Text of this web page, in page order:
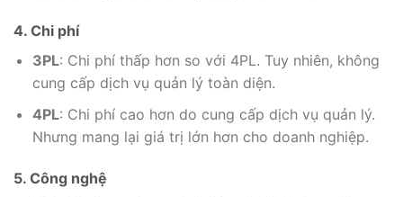
4. Chi phí
3PL: Chi phí thấp hơn so với 4PL. Tuy nhiên, không
cung cấp dịch vụ quản lý toàn diện.
4PL: Chi phí cao hơn do cung cấp dịch vụ quản lý.
Nhưng mang lại giá trị lớn hơn cho doanh nghiệp.
5. Công nghệ